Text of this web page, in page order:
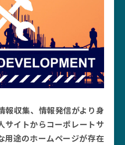
報収集、情報発信がより身
サイトからコーポレートサ
用途のホームページが存在